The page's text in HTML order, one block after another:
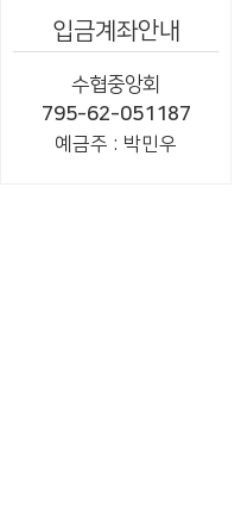
입금계좌안내
수협중앙회
795-62-051187
예금주 : 박민우